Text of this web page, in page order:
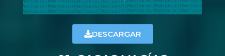
DESCARGAR